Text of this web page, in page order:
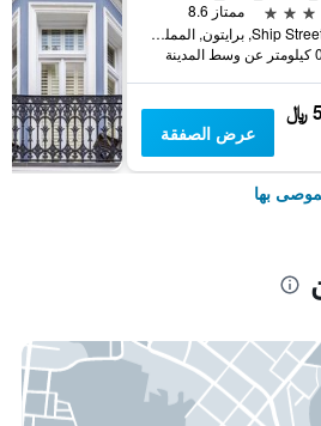
ممتاز 8.6
2 Ship Street, برايتون, المملكة المتحدة
عرض الصفقة
بها